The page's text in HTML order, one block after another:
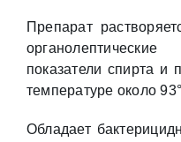
Препарат
показатели спирта и
температуре около
Обладает